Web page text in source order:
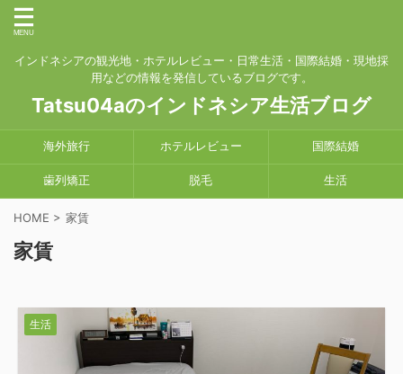
インドネシアの観光地・ホテルレビュー・日常生活・国際結婚・現地採
用などの情報を発信しているブログです。
Tatsu04aのインドネシア生活ブログ
海外旅行 ホテルレビュー 国際結婚
歯列矯正 脱毛 生活
HOME > 家賃
家賃
生活